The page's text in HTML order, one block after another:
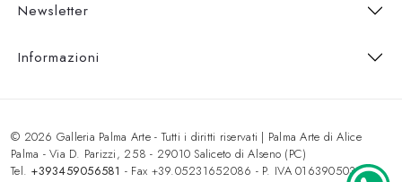
Newsletter
Informazioni
© 2026 Galleria Palma Arte - Tutti i diritti riservati | Palma Arte di Alice
Palma - Via D. Parizzi, 258 - 29010 Saliceto di Alseno (PC)
Tel. +393459056581 - Fax +39.05231652086 - P. IVA 01639050333 -